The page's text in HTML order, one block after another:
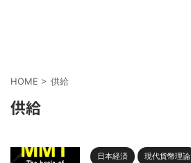
HOME > 供給
供給
日本経済 現代貨幣理論